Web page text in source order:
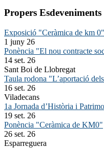
Propers Esdeveniments
Exposició "Ceràmica de km 0"
1 juny 26
Ponència "El nou contracte
14 set. 26
Sant Boi de Llobregat
Taula rodona "L’aportació
16 set. 26
Viladecans
1a Jornada d’Història i
19 set. 26
Ponència "Ceràmica de KM0"
26 set. 26
Esparreguera